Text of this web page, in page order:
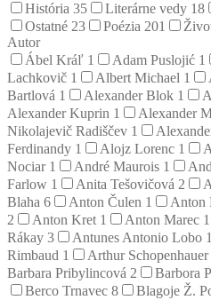
História 35 Literárne vedy 18
Ostatné 23 Poézia 201
Autor
Ábel Kráľ 1 Adam Puslojić 1
Lachkovič 1 Albert Michael 1
Bartlová 1 Alexander Blok 1
Alexander Kuprin 1 Alexander
Nikolajevič Radiščev 1
Ferdinandy 1 Alojz Lorenc 1
Nociar 1 André Maurois 1
Farlow 1 Anita Tešovičová 2
Blaha 6 Anton Čulen 1 Anton
2
Anton Kret 1 Anton Marec 1
Rákay 3 Antunes Antonio Lobo 1
Rimbaud 1 Arthur Schopenhauer
Barbara Pribylincová 2 Barbora
Berco Trnavec 8 Blagoje Ž.